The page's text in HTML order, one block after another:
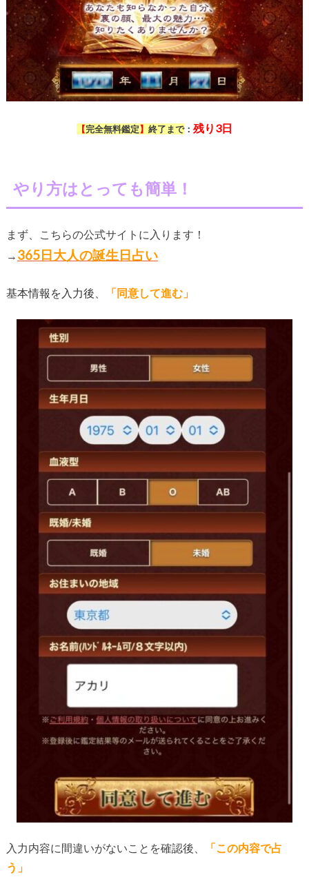
【完全無料鑑定】 終了まで： 残り3日
やり方はとっても簡単！
まず、こちらの公式サイトに入ります！
→ 365日大人の誕生日占い
基本情報 を入力後 「同意して進む」
入力内容に間違いがないことを確認後、
「この内容で占
う」